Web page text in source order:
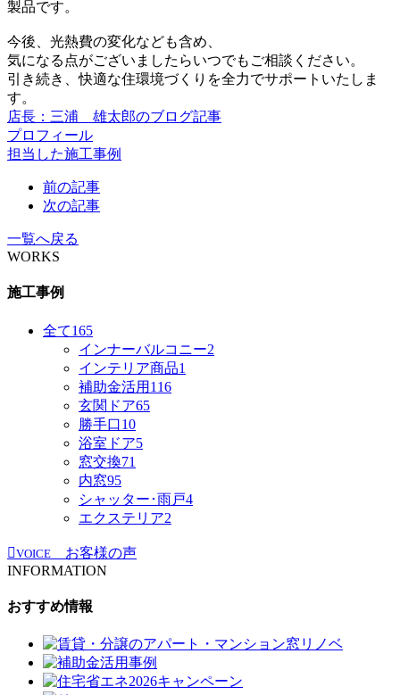
製品です。
今後、光熱費の変化なども含め、
気になる点がございましたらいつでもご相談ください。
引き続き、快適な住環境づくりを全力でサポートいたしま
す。
店長：三浦 雄太郎のブログ記事
プロフィール
担当した施工事例
前の記事
次の記事
一覧へ戻る
WORKS
施工事例
全て165
インナーバルコニー2
インテリア商品1
補助金活用 116
玄関ドア65
勝手口10
浴室ドア5
窓交換71
内窓95
シャッター･雨戸4
エクステリア2
VOICE
お客様の声
INFORMATION
おすすめ情報